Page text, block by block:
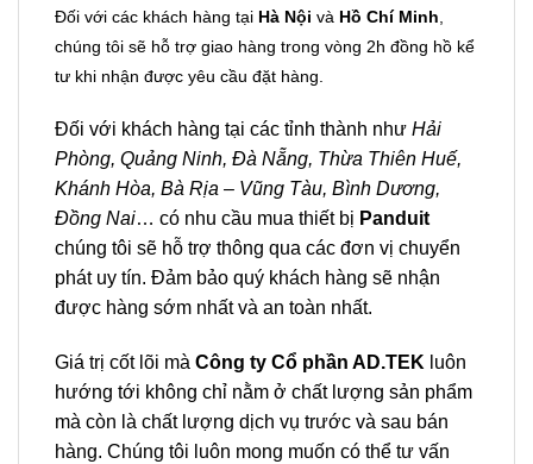
Đối với các khách hàng tại Hà Nội và Hồ Chí Minh
chúng tôi sẽ hỗ trợ giao hàng trong vòng 2h đồng hồ kể
tư khi nhận được yêu cầu đặt hàng.
Đối với khách hàng tại các tỉnh thành như Hải
Phòng, Quảng Ninh, Đà Nẵng, Thừa Thiên Huế,
Khánh Hòa, Bà Rịa – Vũng Tàu, Bình Dương,
Đồng Nai… có nhu cầu mua thiết bị Panduit
chúng tôi sẽ hỗ trợ thông qua các đơn vị chuyển
phát uy tín. Đảm bảo quý khách hàng sẽ nhận
được hàng sớm nhất và an toàn nhất.
Giá trị cốt lõi mà Công ty Cổ phần AD.TEK luôn
hướng tới không chỉ nằm ở chất lượng sản phẩm
mà còn là chất lượng dịch vụ trước và sau bán
hàng. Chúng tôi luôn mong muốn có thể tư vấn